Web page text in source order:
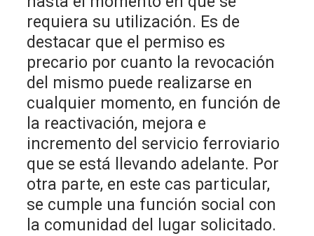
requiera su utilización. Es de
destacar que el permiso es
precario por cuanto la revocación
del mismo puede realizarse en
cualquier momento, en función de
la reactivación, mejora e
incremento del servicio ferroviario
que se está llevando adelante. Por
otra parte, en este cas particular,
se cumple una función social con
la comunidad del lugar solicitado.